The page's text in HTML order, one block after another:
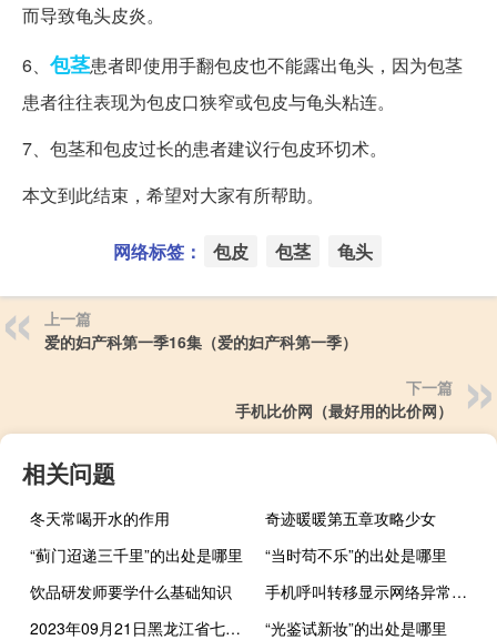
而导致龟头皮炎。
6、 包茎患者即使用手翻包皮也不能露出龟头，因为包茎
患者往往表现为包皮口狭窄或包皮与龟头粘连。
7、包茎和包皮过长的患者建议行包皮环切术。
本文到此结束，希望对大家有所帮助。
网络标签： 包皮 包茎 龟头
上一篇
爱的妇产科第一季16集（爱的妇产科第一季）
下一篇
手机比价网（最好用的比价网）
相关问题
冬天常喝开水的作用
奇迹暖暖第五章攻略少女
“蓟门迢递三千里”的出处是哪里
“当时苟不乐”的出处是哪里
饮品研发师要学什么基础知识
手机呼叫转移显示网络异常（手机呼叫转移）
2023年09月21日黑龙江省七台河市疫情大数据-今日/今天疫情全网搜索最新实时消息动态情况通知播报
“光鉴试新妆”的出处是哪里